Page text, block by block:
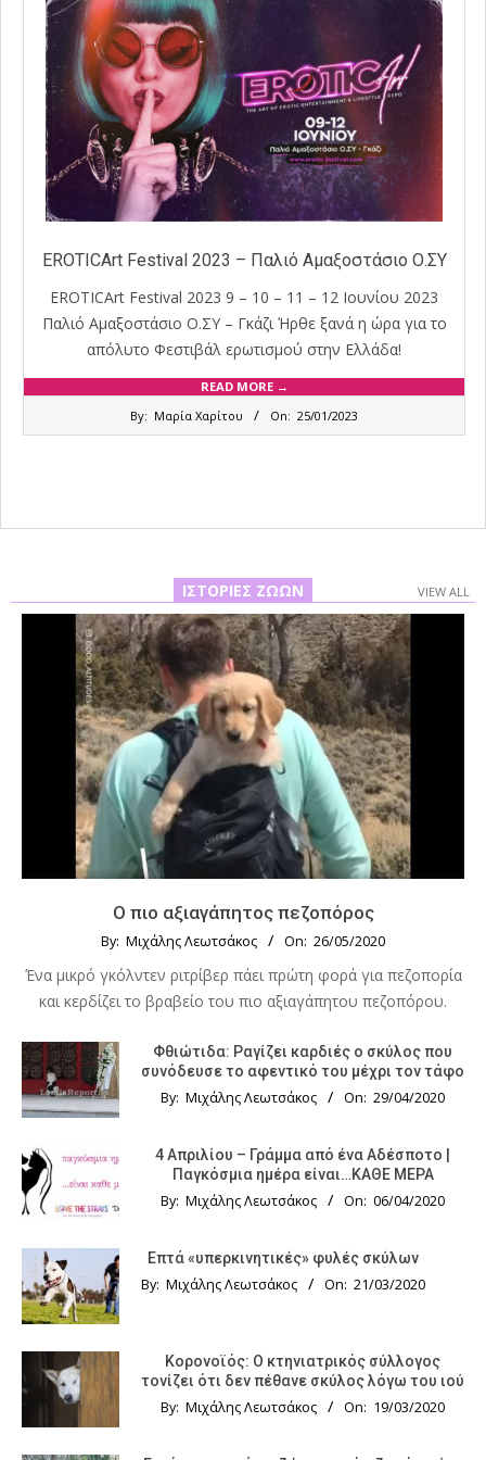
EROTICArt Festival 2023 – Παλιό Αμαξοστάσιο Ο.ΣΥ
EROTICArt Festival 2023 9 – 10 – 11 – 12 Ιουνίου 2023
Παλιό Αμαξοστάσιο Ο.ΣΥ – Γκάζι Ήρθε ξανά η ώρα για το
απόλυτο Φεστιβάλ ερωτισμού στην Ελλάδα!
READ MORE →
By: Μαρία Χαρίτου On: 25/01/2023
ΙΣΤΟΡΊΕΣ ΖΏΩΝ VIEW ALL
Ο πιο αξιαγάπητος πεζοπόρος
By: Μιχάλης Λεωτσάκος On: 26/05/2020
Ένα μικρό γκόλντεν ριτρίβερ πάει πρώτη φορά για πεζοπορία
και κερδίζει το βραβείο του πιο αξιαγάπητου πεζοπόρου.
Φθιώτιδα: Ραγίζει καρδιές ο σκύλος που
συνόδευσε το αφεντικό του μέχρι τον τάφο
By: Μιχάλης Λεωτσάκος On: 29/04/2020
4 Απριλίου – Γράμμα από ένα Αδέσποτο |
Παγκόσμια ημέρα είναι…ΚΑΘΕ ΜΕΡΑ
By: Μιχάλης Λεωτσάκος On: 06/04/2020
Επτά «υπερκινητικές» φυλές σκύλων
By: Μιχάλης Λεωτσάκος On: 21/03/2020
Κορονοϊός: Ο κτηνιατρικός σύλλογος
τονίζει ότι δεν πέθανε σκύλος λόγω του ιού
By: Μιχάλης Λεωτσάκος On: 19/03/2020